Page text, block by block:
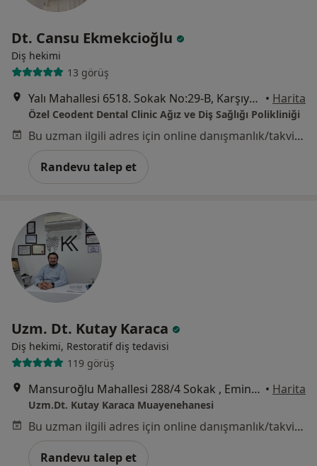
Dt. Cansu Ekmekcioğlu
Diş hekimi
13 görüş
Yalı Mahallesi 6518. Sokak No:29-B, Karşıyaka • Harita
Özel Ceodent Dental Clinic Ağız ve Diş Sağlığı Polikliniği
Bu uzman ilgili adres için online danışmanlık/takvim sunmuyor.
Randevu talep et
Uzm. Dt. Kutay Karaca
Diş hekimi, Restoratif diş tedavisi
119 görüş
Mansuroğlu Mahallesi 288/4 Sokak , Eminoğlu plaza no:14/5, İzmir • Harita
Uzm.Dt. Kutay Karaca Muayenehanesi
Bu uzman ilgili adres için online danışmanlık/takvim sunmuyor.
Randevu talep et